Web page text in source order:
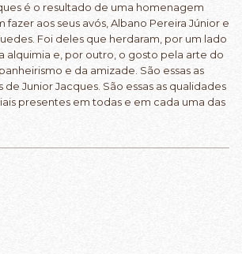
é o resultado de uma homenagem
aos seus avós, Albano Pereira Júnior e
Foi deles que herdaram, por um lado
alquimia e, por outro, o gosto pela arte do
e da amizade. São essas as
de Junior Jacques. São essas as qualidades
presentes em todas e em cada uma das